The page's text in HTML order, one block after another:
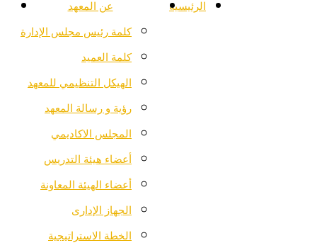
الرئيسية عن المعهد
كلمة رئيس مجلس الإدارة
كلمة العميد
الهيكل التنظيمي للمعهد
رؤية و رسالة المعهد
المجلس الاكاديمي
أعضاء هيئة التدريس
أعضاء الهيئة المعاونة
الجهاز الإدارى
الخطة الاستراتيجية